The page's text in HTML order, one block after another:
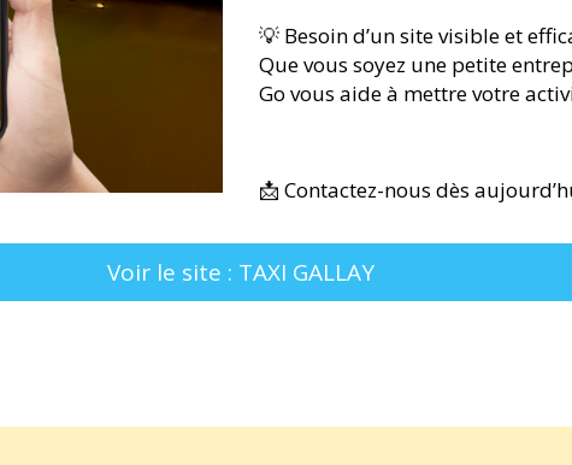
💡 Besoin d’un site visible et
Que vous soyez une petite
Go vous aide à mettre votre
📩 Contactez-nous dès
Voir le site : TAXI GALLAY